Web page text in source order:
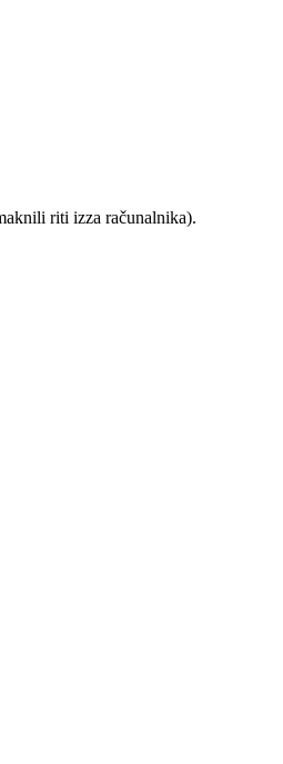
riti izza računalnika).